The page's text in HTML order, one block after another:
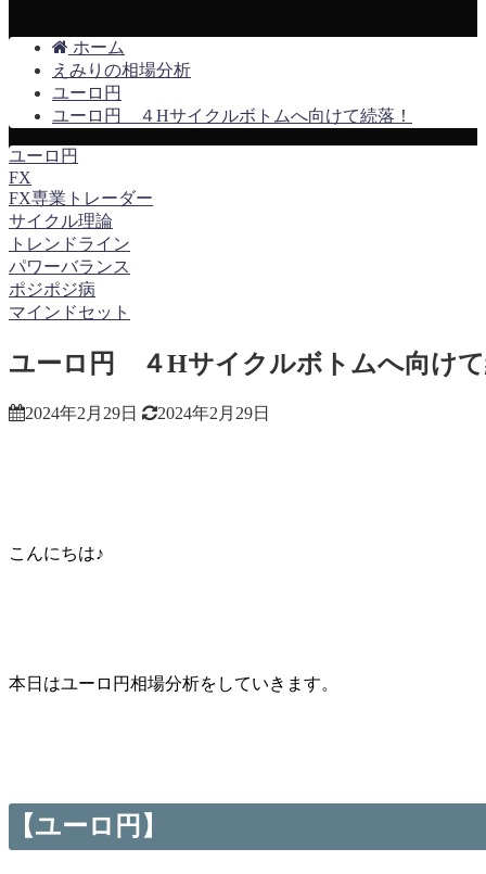
ホーム
えみりの相場分析
ユーロ円
ユーロ円 ４Hサイクルボトムへ向けて続落！
ユーロ円
FX
FX専業トレーダー
サイクル理論
トレンドライン
パワーバランス
ポジポジ病
マインドセット
ユーロ円 ４Hサイクルボトムへ向け
2024年2月29日 2024年2月29日
こんにちは♪
本日はユーロ円相場分析をしていきます。
【ユーロ円】